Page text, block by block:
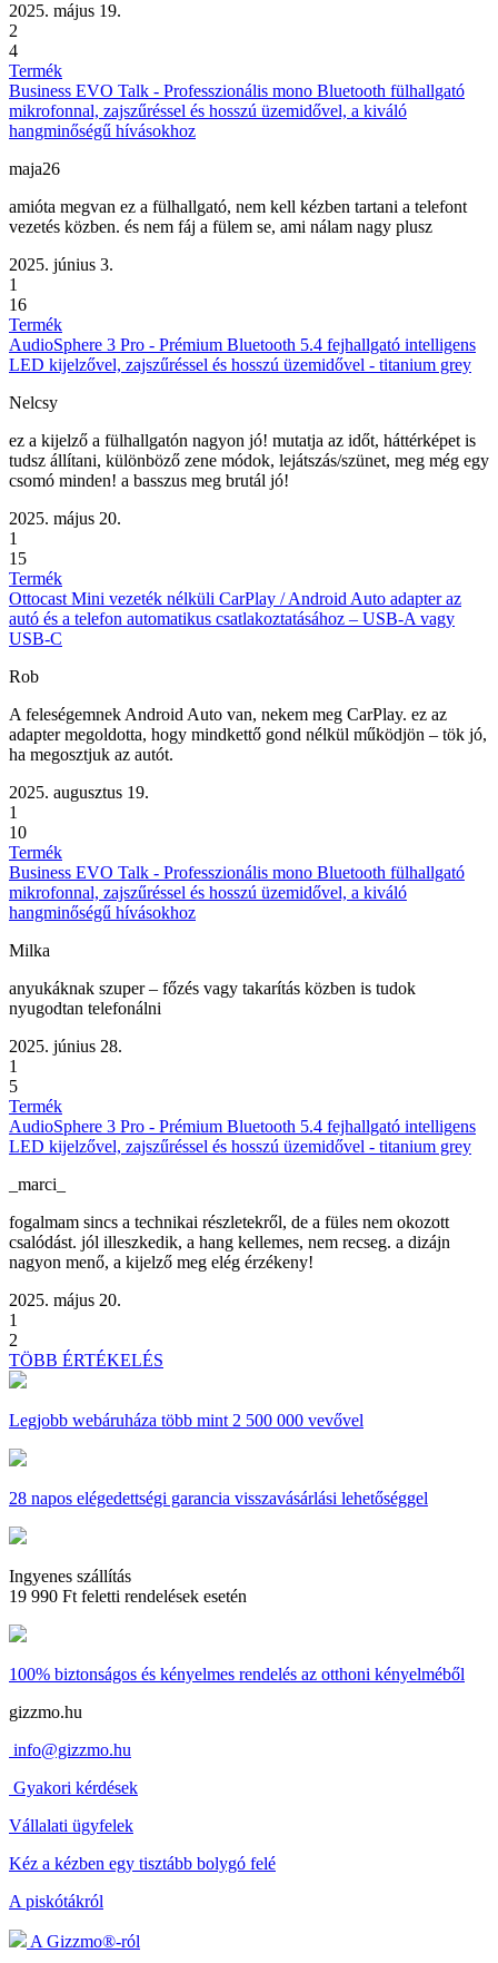
2025. május 19.
2
4
Termék
Business EVO Talk - Professzionális mono Bluetooth fülhallgató
mikrofonnal, zajszűréssel és hosszú üzemidővel, a kiváló
hangminőségű hívásokhoz
maja26
amióta megvan ez a fülhallgató, nem kell kézben tartani a telefont
vezetés közben. és nem fáj a fülem se, ami nálam nagy plusz
2025. június 3.
1
16
Termék
AudioSphere 3 Pro - Prémium Bluetooth 5.4 fejhallgató intelligens
LED kijelzővel, zajszűréssel és hosszú üzemidővel - titanium grey
Nelcsy
ez a kijelző a fülhallgatón nagyon jó! mutatja az időt, háttérképet is
tudsz állítani, különböző zene módok, lejátszás/szünet, meg még egy
csomó minden! a basszus meg brutál jó!
2025. május 20.
1
15
Termék
Ottocast Mini vezeték nélküli CarPlay / Android Auto adapter az
autó és a telefon automatikus csatlakoztatásához – USB-A vagy
USB-C
Rob
A feleségemnek Android Auto van, nekem meg CarPlay. ez az
adapter megoldotta, hogy mindkettő gond nélkül működjön – tök jó,
ha megosztjuk az autót.
2025. augusztus 19.
1
10
Termék
Business EVO Talk - Professzionális mono Bluetooth fülhallgató
mikrofonnal, zajszűréssel és hosszú üzemidővel, a kiváló
hangminőségű hívásokhoz
Milka
anyukáknak szuper – főzés vagy takarítás közben is tudok
nyugodtan telefonálni
2025. június 28.
1
5
Termék
AudioSphere 3 Pro - Prémium Bluetooth 5.4 fejhallgató intelligens
LED kijelzővel, zajszűréssel és hosszú üzemidővel - titanium grey
_marci_
fogalmam sincs a technikai részletekről, de a füles nem okozott
csalódást. jól illeszkedik, a hang kellemes, nem recseg. a dizájn
nagyon menő, a kijelző meg elég érzékeny!
2025. május 20.
1
2
TÖBB ÉRTÉKELÉS
Legjobb webáruháza több mint 2 500 000 vevővel
28 napos elégedettségi garancia visszavásárlási lehetőséggel
Ingyenes szállítás
19 990 Ft feletti rendelések esetén
100% biztonságos és kényelmes rendelés az otthoni kényelméből
gizzmo.hu
info@gizzmo.hu
Gyakori kérdések
Vállalati ügyfelek
Kéz a kézben egy tisztább bolygó felé
A piskótákról
A Gizzmo®-ról